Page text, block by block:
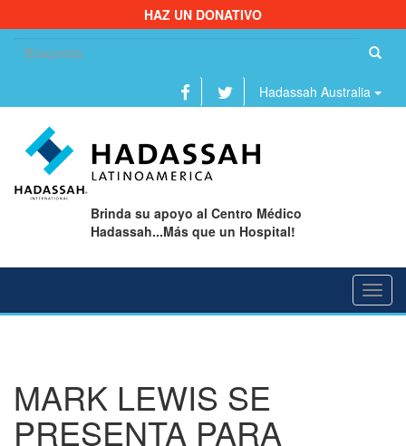
HAZ UN DONATIVO
Hadassah Australia
Brinda su apoyo al Centro Médico
Hadassah...Más que un Hospital!
MARK LEWIS SE
PRESENTA PARA